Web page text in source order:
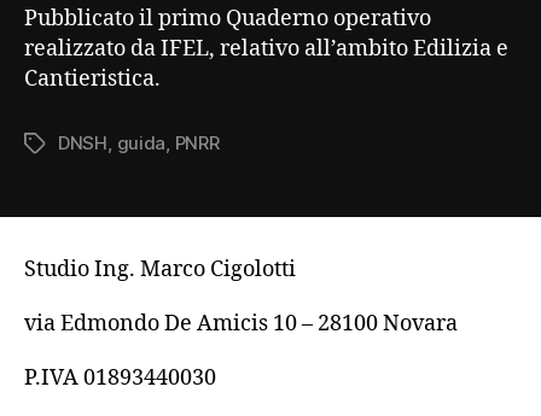
Pubblicato il primo Quaderno operativo
realizzato da IFEL, relativo all’ambito Edilizia e
Cantieristica.
Tag DNSH guida PNRR
Studio Ing. Marco Cigolotti
via Edmondo De Amicis 10 – 28100 Novara
P.IVA 01893440030